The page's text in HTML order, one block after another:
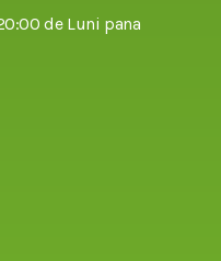
de Luni pana